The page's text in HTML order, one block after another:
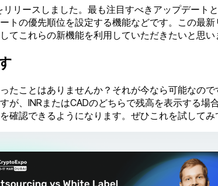
リースしました。最も注目すべきアップデー
トの優先順位を設定する機能などです。この最
これらの新機能を利用していただきたいと思
たことはありませんか？それが今なら可能なの
、INRまたはCADのどちらで残高を表示する
認できるようになります。ぜひこれを試して